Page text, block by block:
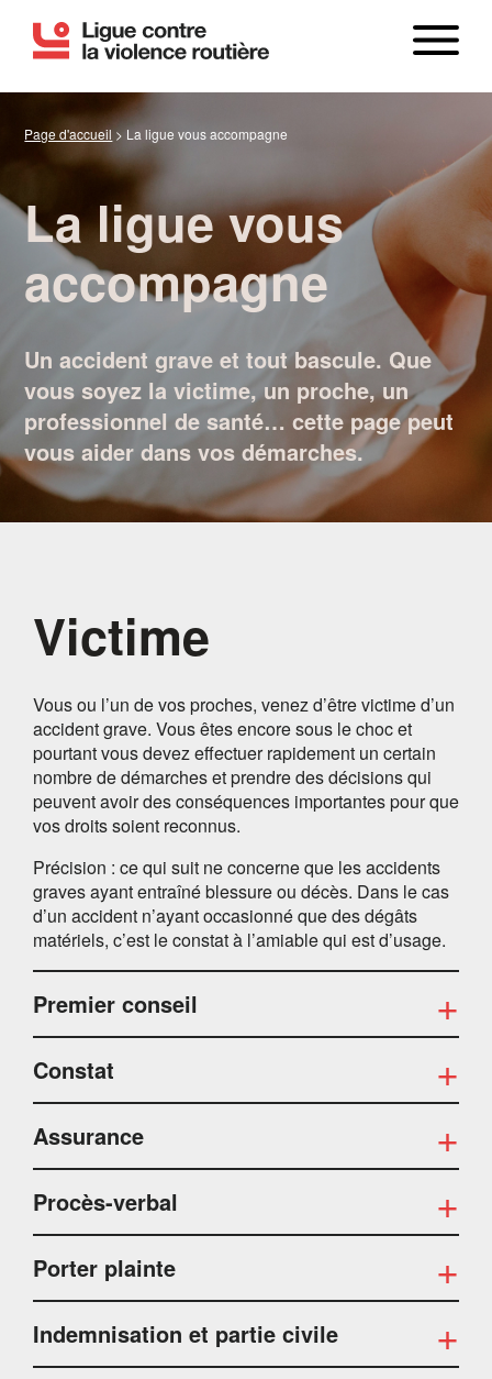
Page d'accueil > La ligue vous accompagne
La ligue vous
accompagne
Un accident grave et tout bascule. Que
vous soyez la victime, un proche, un
professionnel de santé… cette page peut
vous aider dans vos démarches.
Victime
Vous ou l’un de vos proches, venez d’être victime d’un
accident grave. Vous êtes encore sous le choc et
pourtant vous devez effectuer rapidement un certain
nombre de démarches et prendre des décisions qui
peuvent avoir des conséquences importantes pour que
vos droits soient reconnus.
Précision : ce qui suit ne concerne que les accidents
graves ayant entraîné blessure ou décès. Dans le cas
d’un accident n’ayant occasionné que des dégâts
matériels, c’est le constat à l’amiable qui est d’usage.
Premier conseil
Constat
Assurance
Procès-verbal
Porter plainte
Indemnisation et partie civile
LE BILAN